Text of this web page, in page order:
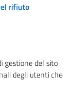
rifiuto
gestione del sito
degli utenti che